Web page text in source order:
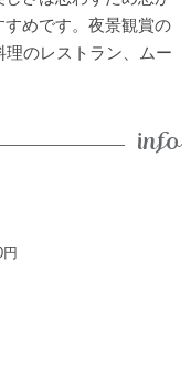
めです。夜景観賞の
のレストラン、ムー